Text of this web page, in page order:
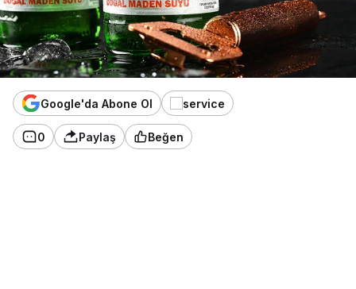
Google'da Abone Ol
0 Paylaş Beğen